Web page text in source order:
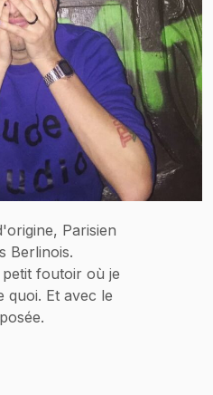
Parisien
Berlinois.
foutoir où je
quoi. Et avec le